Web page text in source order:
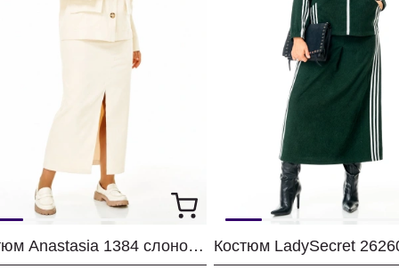
Костюм Anastasia 1384 слоновая кость